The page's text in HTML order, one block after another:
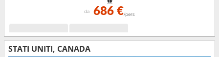
da 686 €/pers
STATI UNITI, CANADA